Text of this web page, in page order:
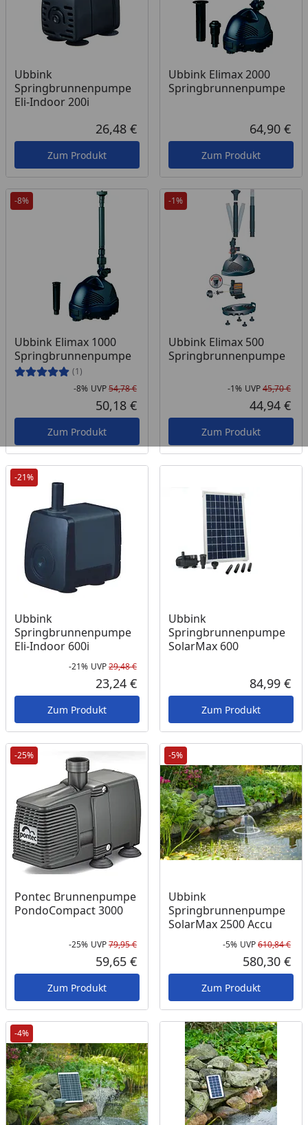
Ubbink
Springbrunnenpumpe
Eli-Indoor 200i
Aktueller Preis
26,48 €
Zum Produkt
Ubbink Elimax 2000
Springbrunnenpumpe
64,90 €
Zum Produkt
-8%
Ubbink Elimax 1000
Springbrunnenpumpe
(1)
Rabatt in Prozent
-8%
Ursprünglicher Preis
UVP54,78 €
Aktueller Preis
50,18 €
Zum Produkt
-1%
Ubbink Elimax 500
Springbrunnenpumpe
-1% UVP45,70 €
44,94 €
Zum Produkt
-21%
Ubbink
Springbrunnenpumpe
Eli-Indoor 600i
Rabatt in Prozent
-21%
Ursprünglicher Preis
UVP29,48 €
Aktueller Preis
23,24 €
Zum Produkt
Ubbink
Springbrunnenpumpe
SolarMax 600
84,99 €
Zum Produkt
-25%
Pontec Brunnenpumpe
PondoCompact 3000
Rabatt in Prozent
-25%
Ursprünglicher Preis
UVP79,95 €
Aktueller Preis
59,65 €
Zum Produkt
-5%
Ubbink
Springbrunnenpumpe
SolarMax 2500 Accu
-5% UVP610,84 €
580,30 €
Zum Produkt
-4%